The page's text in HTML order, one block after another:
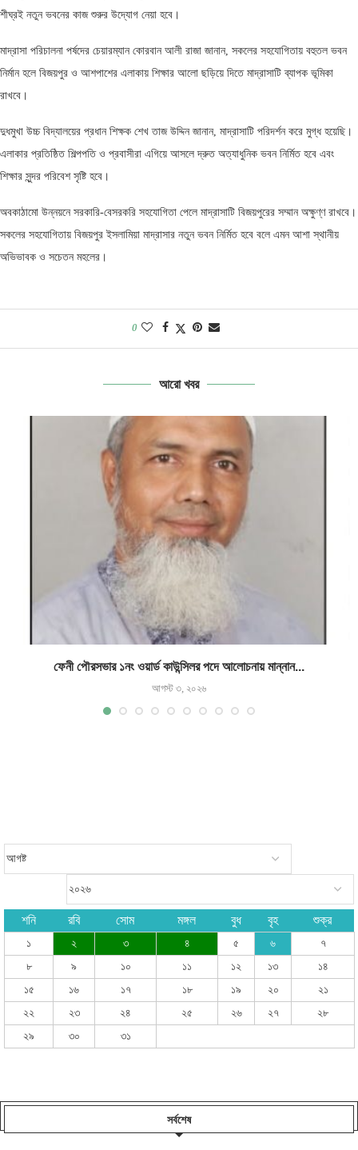
শীঘ্রই নতুন ভবনের কাজ শুরুর উদ্যোগ নেয়া হবে।
মাদ্রাসা পরিচালনা পর্ষদের চেয়ারম্যান কোরবান আলী রাজা জানান, সকলের সহযোগিতায় বহুতল ভবন
নির্মান হলে বিজয়পুর ও আশপাশের এলাকায় শিক্ষার আলো ছড়িয়ে দিতে মাদ্রাসাটি ব্যাপক ভূমিকা
রাখবে।
দুধমুখা উচ্চ বিদ্যালয়ের প্রধান শিক্ষক শেখ তাজ উদ্দিন জানান, মাদ্রাসাটি পরিদর্শন করে মুগ্ধ হয়েছি।
এলাকার প্রতিষ্ঠিত শিল্পপতি ও প্রবাসীরা এগিয়ে আসলে দ্রুত অত্যাধুনিক ভবন নির্মিত হবে এবং
শিক্ষার সুন্দর পরিবেশ সৃষ্টি হবে।
অবকাঠামো উন্নয়নে সরকারি-বেসরকরি সহযোগিতা পেলে মাদ্রাসাটি বিজয়পুরের সম্মান অক্ষুণ্ণ রাখবে।
সকলের সহযোগিতায় বিজয়পুর ইসলামিয়া মাদ্রাসার নতুন ভবন নির্মিত হবে বলে এমন আশা স্থানীয়
অভিভাবক ও সচেতন মহলের।
0
আরো খবর
ফেনী পৌরসভার ১নং ওয়ার্ড কাউন্সিলর পদে আলোচনায় মান্নান...
আগস্ট ৩, ২০২৬
শনি রবি সোম মঙ্গল বুধ বৃহ শুক্র
১ ২ ৩ ৪ ৫ ৬
৭
৮
৯ ১০ ১১ ১২ ১৩
১৪
১৫
১৬ ১৭ ১৮ ১৯ ২০
২১
২২
২৩ ২৪ ২৫ ২৬ ২৭
২৮
২৯
৩০ ৩১
সর্বশেষ